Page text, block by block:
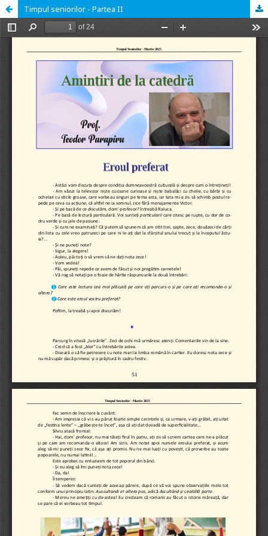
Timpul seniorilor - Partea II